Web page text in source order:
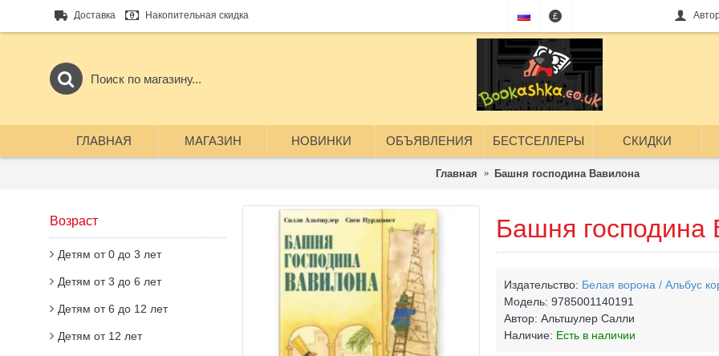
Доставка Накопительная скидка £
ГЛАВНАЯ МАГАЗИН НОВИНКИ ОБЪЯВЛЕНИЯ БЕСТСЕЛЛЕРЫ СКИДКИ
Главная Башня господина Вавилона
Возраст
Детям от 0 до 3 лет
Детям от 3 до 6 лет
Детям от 6 до 12 лет
Детям от 12 лет
Башня господина
Издательство: Белая ворона / Альбус
Модель: 9785001140191
Автор: Альтшулер Салли
Наличие: Есть в наличии